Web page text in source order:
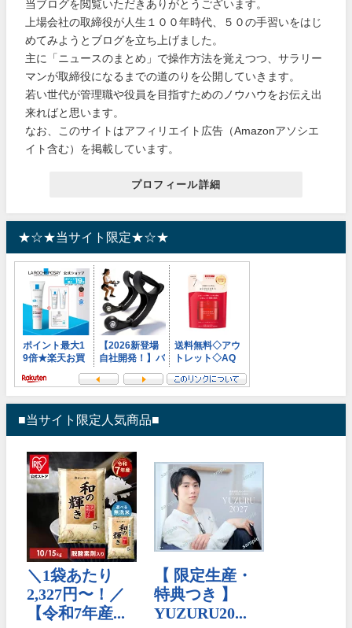
当ブログを閲覧いただきありがとうございます。
上場会社の取締役が人生１００年時代、５０の手習いをはじ
めてみようとブログを立ち上げました。
主に「ニュースのまとめ」で操作方法を覚えつつ、サラリー
マンが取締役になるまでの道のりを公開していきます。
若い世代が管理職や役員を目指すためのノウハウをお伝え出
来ればと思います。
なお、このサイトはアフィリエイト広告（Amazonアソシエ
イト含む）を掲載しています。
プロフィール詳細
★☆★当サイト限定★☆★
■当サイト限定人気商品■